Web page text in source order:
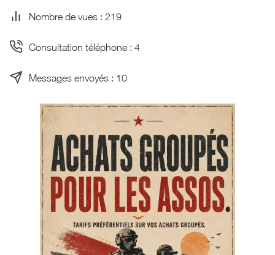
Nombre de vues : 219
Consultation téléphone : 4
Messages envoyés : 10